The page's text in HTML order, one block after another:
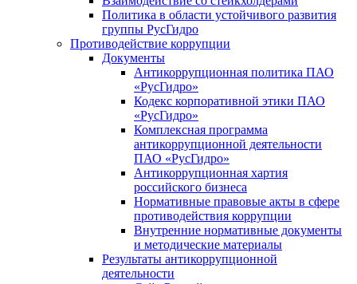
Политика в области устойчивого развития
группы РусГидро
Противодействие коррупции
Документы
Антикоррупционная политика ПАО
«РусГидро»
Кодекс корпоративной этики ПАО
«РусГидро»
Комплексная программа
антикоррупционной деятельности
ПАО «РусГидро»
Антикоррупционная хартия
российского бизнеса
Нормативные правовые акты в сфере
противодействия коррупции
Внутренние нормативные документы
и методические материалы
Результаты антикоррупционной
деятельности